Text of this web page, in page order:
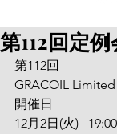
第112回定
第112回
GRACOIL
開催日
12月2日(火)